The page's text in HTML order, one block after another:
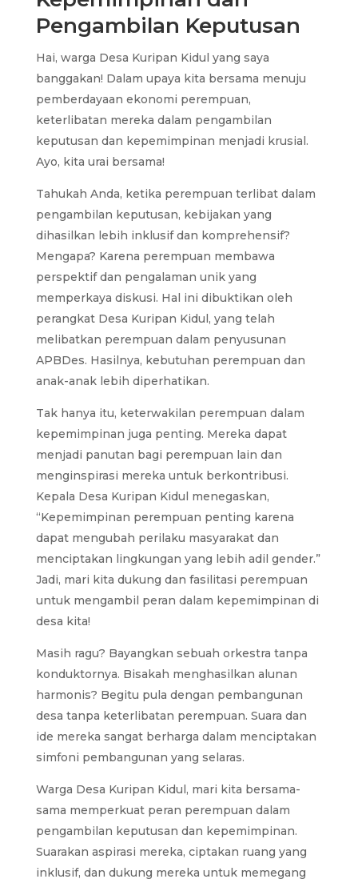
Pengambilan Keputusan
Hai, warga Desa Kuripan Kidul yang saya
banggakan! Dalam upaya kita bersama menuju
pemberdayaan ekonomi perempuan,
keterlibatan mereka dalam pengambilan
keputusan dan kepemimpinan menjadi krusial.
Ayo, kita urai bersama!
Tahukah Anda, ketika perempuan terlibat dalam
pengambilan keputusan, kebijakan yang
dihasilkan lebih inklusif dan komprehensif?
Mengapa? Karena perempuan membawa
perspektif dan pengalaman unik yang
memperkaya diskusi. Hal ini dibuktikan oleh
perangkat Desa Kuripan Kidul, yang telah
melibatkan perempuan dalam penyusunan
APBDes. Hasilnya, kebutuhan perempuan dan
anak-anak lebih diperhatikan.
Tak hanya itu, keterwakilan perempuan dalam
kepemimpinan juga penting. Mereka dapat
menjadi panutan bagi perempuan lain dan
menginspirasi mereka untuk berkontribusi.
Kepala Desa Kuripan Kidul menegaskan,
“Kepemimpinan perempuan penting karena
dapat mengubah perilaku masyarakat dan
menciptakan lingkungan yang lebih adil gender.”
Jadi, mari kita dukung dan fasilitasi perempuan
untuk mengambil peran dalam kepemimpinan di
desa kita!
Masih ragu? Bayangkan sebuah orkestra tanpa
konduktornya. Bisakah menghasilkan alunan
harmonis? Begitu pula dengan pembangunan
desa tanpa keterlibatan perempuan. Suara dan
ide mereka sangat berharga dalam menciptakan
simfoni pembangunan yang selaras.
Warga Desa Kuripan Kidul, mari kita bersama-
sama memperkuat peran perempuan dalam
pengambilan keputusan dan kepemimpinan.
Suarakan aspirasi mereka, ciptakan ruang yang
inklusif, dan dukung mereka untuk memegang